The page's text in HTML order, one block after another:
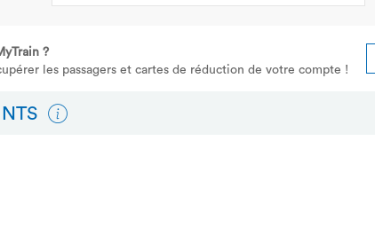
?
les passagers et cartes de réduction de votre compte !